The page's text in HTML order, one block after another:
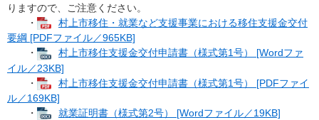
りますので、ご注意ください。
・
村上市移住・就業など支援事業における移住支援金交付
要綱 [PDFファイル／965KB]
・
村上市移住支援金交付申請書（様式第1号） [Wordファ
イル／23KB]
・
村上市移住支援金交付申請書（様式第1号） [PDFファイ
ル／169KB]
・
就業証明書（様式第2号） [Wordファイル／19KB]